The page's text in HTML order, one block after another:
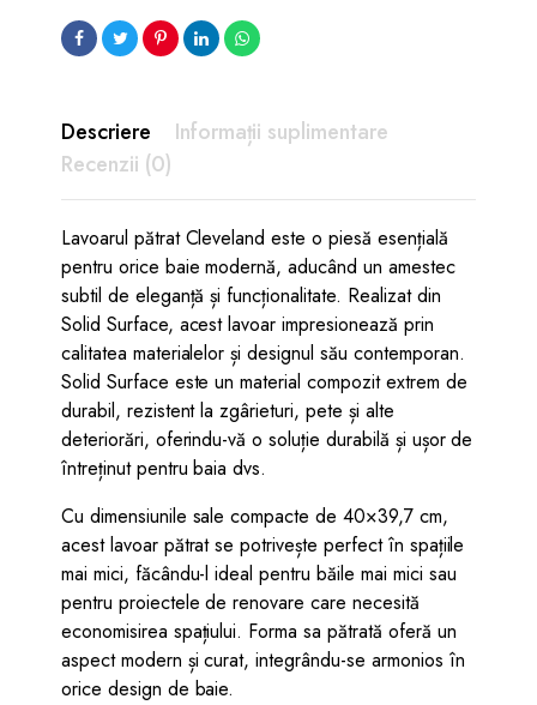
Descriere
Informații suplimentare
Recenzii (0)
Lavoarul pătrat Cleveland este o piesă esențială
pentru orice baie modernă, aducând un amestec
subtil de eleganță și funcționalitate. Realizat din
Solid Surface, acest lavoar impresionează prin
calitatea materialelor și designul său contemporan.
Solid Surface este un material compozit extrem de
durabil, rezistent la zgârieturi, pete și alte
deteriorări, oferindu-vă o soluție durabilă și ușor de
întreținut pentru baia dvs.
Cu dimensiunile sale compacte de 40×39,7 cm,
acest lavoar pătrat se potrivește perfect în spațiile
mai mici, făcându-l ideal pentru băile mai mici sau
pentru proiectele de renovare care necesită
economisirea spațiului. Forma sa pătrată oferă un
aspect modern și curat, integrându-se armonios în
orice design de baie.